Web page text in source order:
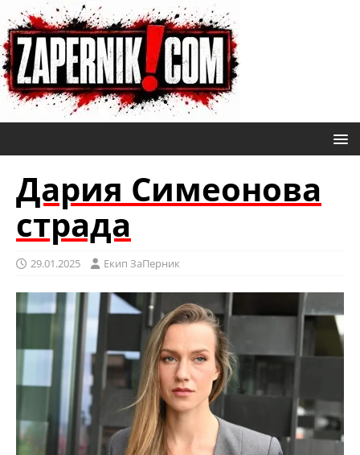
Дария Симеонова
страда
29.01.2025 Eкип ЗаПерник